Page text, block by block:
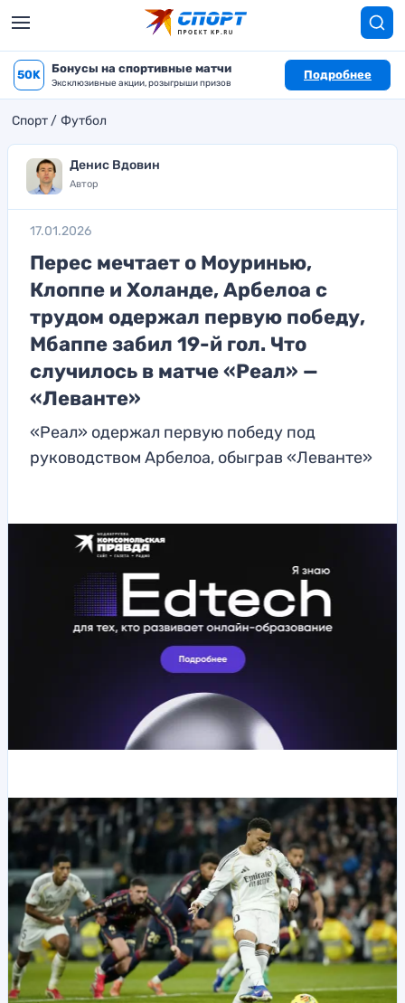
50K Бонусы на спортивные матчи
Эксклюзивные акции, розыгрыши призов
Подробнее
Спорт Футбол
Денис Вдовин
Автор
17.01.2026
Перес мечтает о Моуринью,
Клоппе и Холанде, Арбелоа с
трудом одержал первую победу,
Мбаппе забил 19-й гол. Что
случилось в матче «Реал» —
«Леванте»
«Реал» одержал первую победу под
руководством Арбелоа, обыграв «Леванте»